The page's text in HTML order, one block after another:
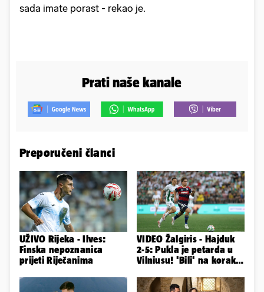
sada imate porast - rekao je.
Prati naše kanale
Preporučeni članci
UŽIVO Rijeka - Ilves:
Finska nepoznanica
prijeti Riječanima
VIDEO Žalgiris - Hajduk
2-5: Pukla je petarda u
Vilniusu! 'Bili' na korak